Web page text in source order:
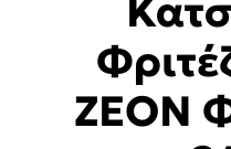
ZEON